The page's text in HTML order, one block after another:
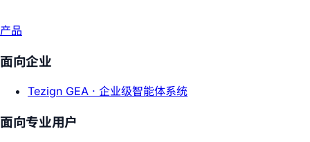
产品
面向企业
Tezign GEA · 企业级智能体系统
面向专业用户